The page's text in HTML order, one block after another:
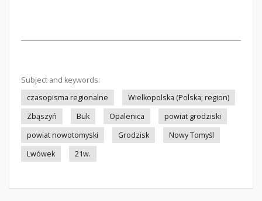
Subject and keywords:
czasopisma regionalne
Wielkopolska (Polska; region)
Zbąszyń
Buk Opalenica
powiat grodziski
powiat nowotomyski
Grodzisk
Nowy Tomyśl
Lwówek
21w.